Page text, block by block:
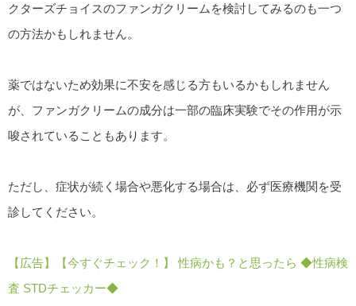
クターズチョイスのファンガクリームを検討してみるのも一つ
の方法かもしれません。
薬ではないため効果に不安を感じる方もいるかもしれません
が、ファンガクリームの成分は一部の臨床実験でその作用が示
唆されていることもあります。
ただし、症状が続く場合や悪化する場合は、必ず医療機関を受
診してください。
【広告】【今すぐチェック！】 性病かも？と思ったら ◆性病検
査 STDチェッカー◆